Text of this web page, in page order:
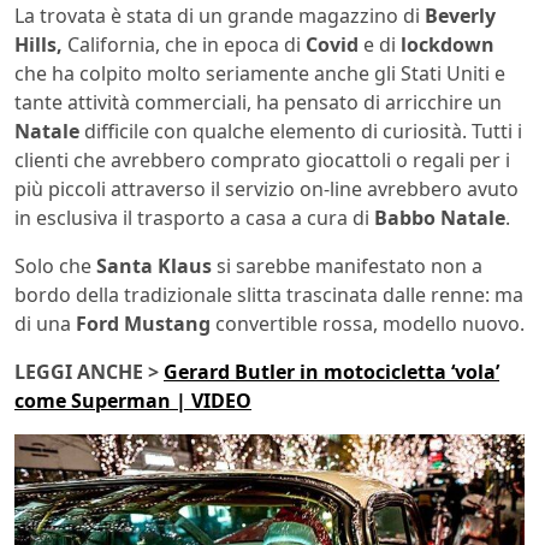
La trovata è stata di un grande magazzino di Beverly
Hills, California, che in epoca di Covid e di lockdown
che ha colpito molto seriamente anche gli Stati Uniti e
tante attività commerciali, ha pensato di arricchire un
Natale difficile con qualche elemento di curiosità. Tutti i
clienti che avrebbero comprato giocattoli o regali per i
più piccoli attraverso il servizio on-line avrebbero avuto
in esclusiva il trasporto a casa a cura di Babbo Natale.
Solo cheSanta Klaussi sarebbe manifestato non a
bordo della tradizionale slitta trascinata dalle renne: ma
di una Ford Mustang convertible rossa, modello nuovo.
LEGGI ANCHE > Gerard Butler in motocicletta ‘vola’
come Superman | VIDEO